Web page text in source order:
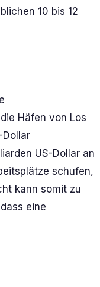
10 bis 12
Häfen von Los
US-Dollar an
schufen,
kann somit zu
eine